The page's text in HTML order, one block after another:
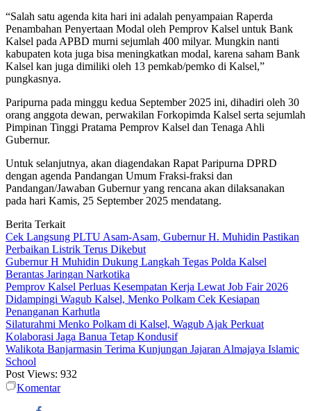
“Salah satu agenda kita hari ini adalah penyampaian Raperda
Penambahan Penyertaan Modal oleh Pemprov Kalsel untuk Bank
Kalsel pada APBD murni sejumlah 400 milyar. Mungkin nanti
kabupaten kota juga bisa meningkatkan modal, karena saham Bank
Kalsel kan juga dimiliki oleh 13 pemkab/pemko di Kalsel,”
pungkasnya.
Paripurna pada minggu kedua September 2025 ini, dihadiri oleh 30
orang anggota dewan, perwakilan Forkopimda Kalsel serta sejumlah
Pimpinan Tinggi Pratama Pemprov Kalsel dan Tenaga Ahli
Gubernur.
Untuk selanjutnya, akan diagendakan Rapat Paripurna DPRD
dengan agenda Pandangan Umum Fraksi-fraksi dan
Pandangan/Jawaban Gubernur yang rencana akan dilaksanakan
pada hari Kamis, 25 September 2025 mendatang.
Berita Terkait
Cek Langsung PLTU Asam-Asam, Gubernur H. Muhidin Pastikan
Perbaikan Listrik Terus Dikebut
Gubernur H Muhidin Dukung Langkah Tegas Polda Kalsel
Berantas Jaringan Narkotika
Pemprov Kalsel Perluas Kesempatan Kerja Lewat Job Fair 2026
Didampingi Wagub Kalsel, Menko Polkam Cek Kesiapan
Penanganan Karhutla
Silaturahmi Menko Polkam di Kalsel, Wagub Ajak Perkuat
Kolaborasi Jaga Banua Tetap Kondusif
Walikota Banjarmasin Terima Kunjungan Jajaran Almajaya Islamic
School
Post Views: 932
Komentar